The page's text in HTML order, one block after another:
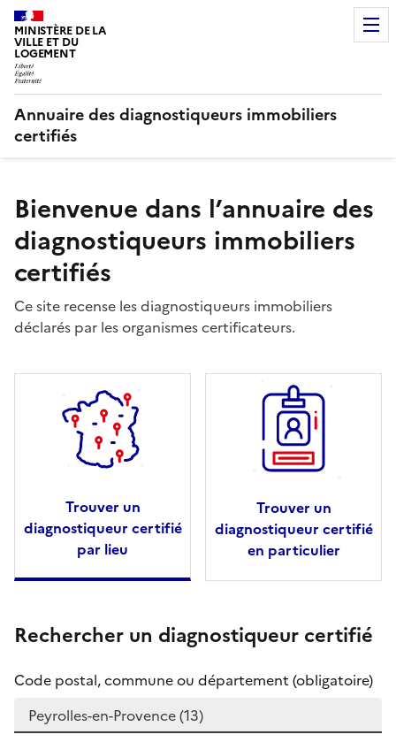
MINISTÈRE DE LA
VILLE ET DU
LOGEMENT
Annuaire des diagnostiqueurs immobiliers
certifiés
Bienvenue dans l’annuaire des
diagnostiqueurs immobiliers
certifiés
Ce site recense les diagnostiqueurs immobiliers
déclarés par les organismes certificateurs.
Trouver un
diagnostiqueur certifié
par lieu
Trouver un
diagnostiqueur certifié
en particulier
Rechercher un diagnostiqueur certifié
Code postal, commune ou département (obligatoire)